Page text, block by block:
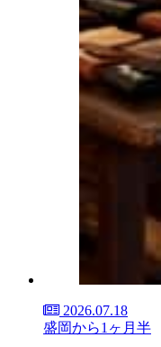
2026.07.18
盛岡から1ヶ月半